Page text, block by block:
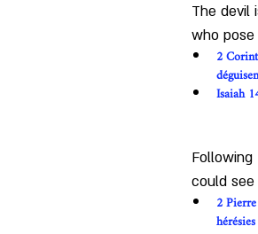
The devil
who pose
2
Isaiah
could
2